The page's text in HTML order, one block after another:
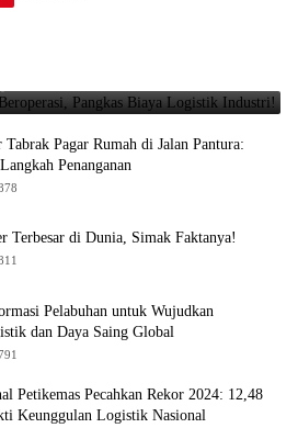
Pagar Rumah di Jalan Pantura:
Penanganan
Terbesar di Dunia, Simak Faktanya!
Pelabuhan untuk Wujudkan
dan Daya Saing Global
Petikemas Pecahkan Rekor 2024: 12,48
Keunggulan Logistik Nasional